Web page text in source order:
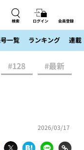
検索 ログイン 会員登録
一覧 ランキング 連載
#128 #最新
2026/03/17